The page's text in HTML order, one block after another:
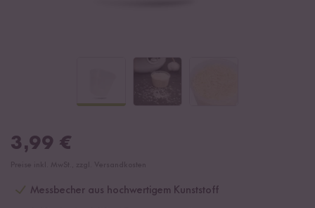
3,99 €
Messbecher aus hochwertigem Kunststoff